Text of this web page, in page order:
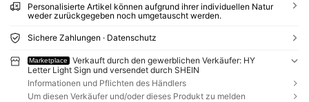
Personalisierte Artikel können aufgrund ihrer individuellen Natur
weder zurückgegeben noch umgetauscht werden.
Sichere Zahlungen · Datenschutz
Marketplace
Verkauft durch den gewerblichen Verkäufer: HY
Letter Light Sign und versendet durch SHEIN
Informationen und Pflichten des Händlers
Um diesen Verkäufer und/oder dieses Produkt zu melden